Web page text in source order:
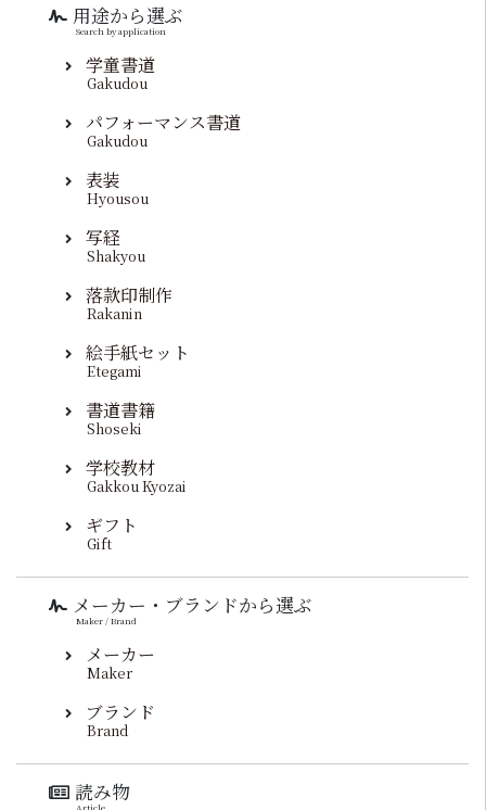
用途から選ぶ
Search by application
学童書道
Gakudou
パフォーマンス書道
Gakudou
表装
Hyousou
写経
Shakyou
落款印制作
Rakanin
絵手紙セット
Etegami
書道書籍
Shoseki
学校教材
Gakkou Kyozai
ギフト
Gift
メーカー・ブランドから選ぶ
Maker / Brand
メーカー
Maker
ブランド
Brand
読み物
Article